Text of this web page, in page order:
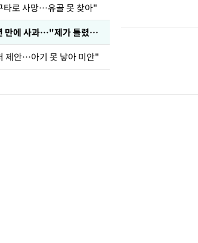
타로 사망…유골 못 찾아"
표창원, 남규리에 15년 만에 사과…"제가 틀렸습니다"
제안…아기 못 낳아 미안"